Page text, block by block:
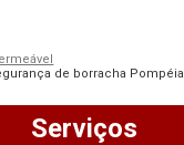
de borracha Pompéia
Serviços